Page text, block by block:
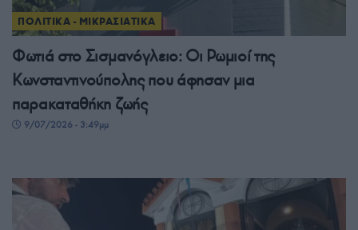
ΠΟΛΙΤΙΚΑ - ΜΙΚΡΑΣΙΑΤΙΚΑ
Φωτιά στο Σισμανόγλειο: Οι Ρωμιοί της
Κωνσταντινούπολης που άφησαν μια
παρακαταθήκη ζωής
9/07/2026 - 3:49μμ